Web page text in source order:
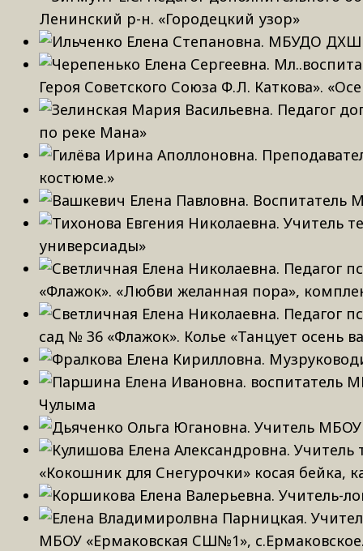
Ленинский р-н. «Городецкий узор»
Героя Советского Союза Ф.Л. Каткова».
по реке Мана»
костюме.»
универсиады»
«Флажок». «Любви желанная пора»,
сад № 36 «Флажок». Колье «Танцует осень
Чулыма
«Кокошник для Снегурочки» косая бейка,
МБОУ «Ермаковская СШ№1»,